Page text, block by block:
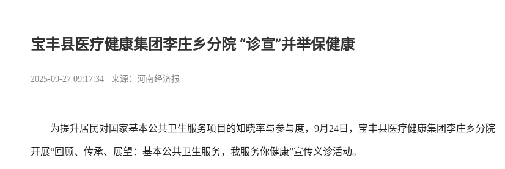
宝丰县医疗健康集团李庄乡分院 “诊宣”并举保健康
2025-09-27 09:17:34 来源：河南经济报
为提升居民对国家基本公共卫生服务项目的知晓率与参与度，9月24日，宝丰县医疗健康集团李庄乡分院
开展“回顾、传承、展望：基本公共卫生服务，我服务你健康”宣传义诊活动。